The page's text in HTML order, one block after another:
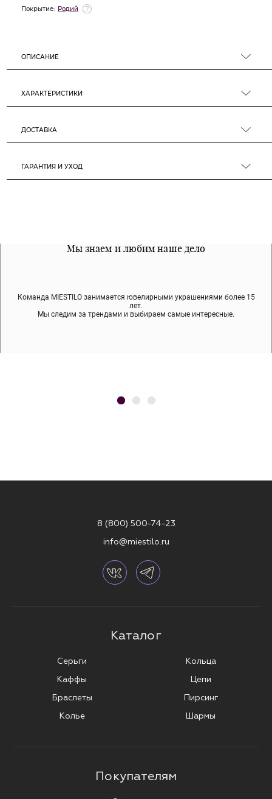
Покрытие: Родий
ОПИСАНИЕ
ХАРАКТЕРИСТИКИ
ДОСТАВКА
ГАРАНТИЯ И УХОД
Мы знаем и любим наше дело
Команда MIESTILO занимается ювелирными украшениями более 15
лет.
Мы следим за трендами и выбираем самые интересные.
Все наши материалы гипоалергенны
Мы используем покрытие (родий, ювелирный сплав), которое не
содержит никеля и свинца — это исключает аллергию.
Примерка перед покупкой
Во время доставки спокойно примеряйте украшения, выбирайте те,
что вам нравятся, остальные заберёт курьер.
8 (800) 500-74-23
info@miestilo.ru
Каталог
Серьги
Каффы
Браслеты
Колье
Кольца
Цепи
Пирсинг
Шармы
Покупателям